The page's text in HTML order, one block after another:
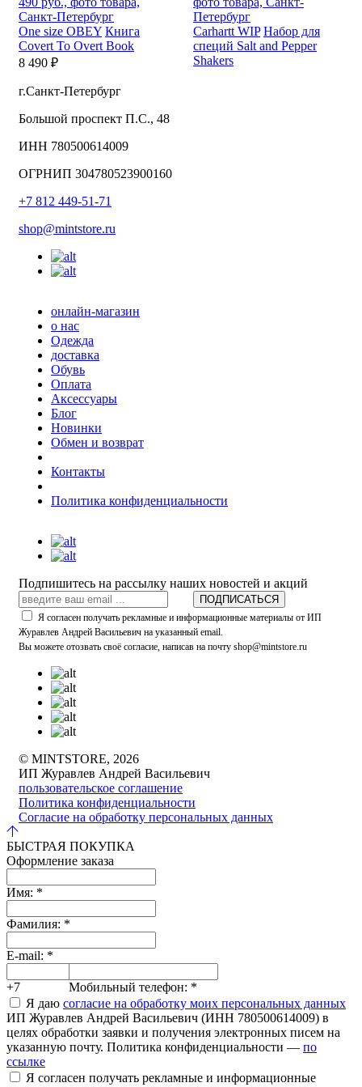
One size OBEY Книга
Covert To Overt Book
8 490 ₽
Carhartt WIP Набор для
специй Salt and Pepper
Shakers
г.Санкт-Петербург
Большой проспект П.С., 48
ИНН 780500614009
ОГРНИП 304780523900160
+7 812 449-51-71
shop@mintstore.ru
онлайн-магазин
о нас
Одежда
доставка
Обувь
Оплата
Аксессуары
Блог
Новинки
Обмен и возврат
Контакты
Политика конфиденциальности
Подпишитесь на рассылку наших новостей и акций
ПОДПИСАТЬСЯ
Я согласен получать рекламные и информационные материалы от ИП
Журавлев Андрей Васильевич на указанный email.
Вы можете отозвать своё согласие, написав на почту shop@mintstore.ru
© MINTSTORE, 2026
ИП Журавлев Андрей Васильевич
пользовательское соглашение
Политика конфиденциальности
Согласие на обработку персональных данных
БЫСТРАЯ ПОКУПКА
Оформление заказа
Имя: *
Фамилия: *
E-mail: *
+7 Мобильный телефон: *
Я даю согласие на обработку моих персональных данных
ИП Журавлев Андрей Васильевич (ИНН 780500614009) в
целях обработки заявки и получения электронных писем на
указанную почту. Политика конфиденциальности — по
ссылке
Я согласен получать рекламные и информационные